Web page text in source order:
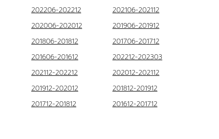
202206-202212
202106-202112
202006-202012
201906-201912
201806-201812
201706-201712
201606-201612
202212-202303
202112-202212
202012-202112
201912-202012
201812-201912
201712-201812
201612-201712